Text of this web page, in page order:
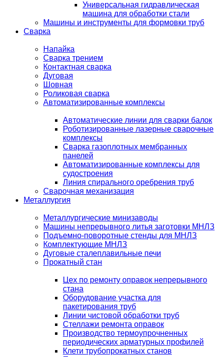
Универсальная гидравлическая
машина для обработки стали
Машины и инструменты для формовки труб
Сварка
Напайка
Сварка трением
Контактная сварка
Дуговая
Шовная
Роликовая сварка
Автоматизированные комплексы
Автоматические линии для сварки балок
Роботизированные лазерные сварочные
комплексы
Сварка газоплотных мембранных
панелей
Автоматизированные комплексы для
судостроения
Линия спирального оребрения труб
Сварочная механизация
Металлургия
Металлургические минизаводы
Машины непрерывного литья заготовки МНЛЗ
Подъемно-поворотные стенды для МНЛЗ
Комплектующие МНЛЗ
Дуговые сталеплавильные печи
Прокатный стан
Цех по ремонту оправок непрерывного
стана
Оборудование участка для
пакетирования труб
Линии чистовой обработки труб
Стеллажи ремонта оправок
Производство термоупрочненных
периодических арматурных профилей
Клети трубопрокатных станов